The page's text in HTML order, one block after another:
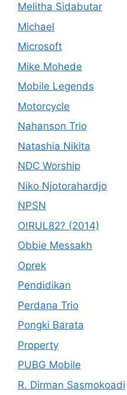
Melitha Sidabutar
Michael
Microsoft
Mike Mohede
Mobile Legends
Motorcycle
Nahanson Trio
Natashia Nikita
NDC Worship
Niko Njotorahardjo
NPSN
O!RUL82? (2014)
Obbie Messakh
Oprek
Pendidikan
Perdana Trio
Pongki Barata
Property
PUBG Mobile
R. Dirman Sasmokoadi